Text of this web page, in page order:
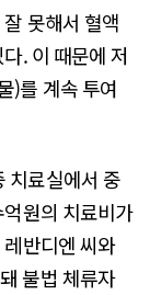
못해서 혈액
. 이 때문에 저
)를 계속 투여
치료실에서 중
원의 치료비가
반디엔 씨와
불법 체류자